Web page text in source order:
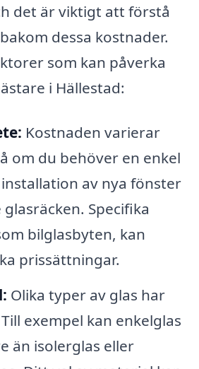
det är viktigt att förstå
dessa kostnader.
som kan påverka
i Hällestad:
Kostnaden varierar
om du behöver en enkel
av nya fönster
Specifika
bilglasbyten, kan
prissättningar.
Olika typer av glas har
exempel kan enkelglas
än isolerglas eller